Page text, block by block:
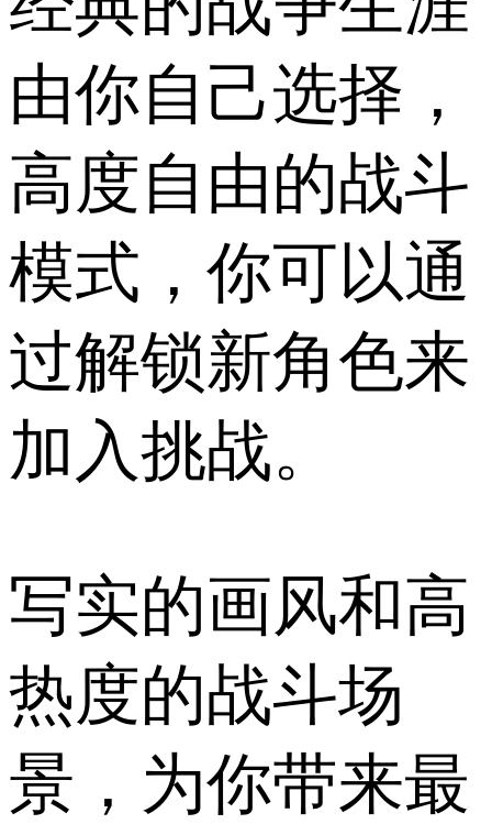
由你自己选择，
高度自由的战斗
模式，你可以通
过解锁新角色来
加入挑战。
写实的画风和高
热度的战斗场
景，为你带来最